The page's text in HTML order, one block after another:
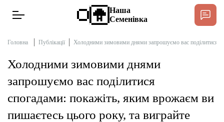
Новини
Інтерв’ю
Наша
Семенівка
Головна Публікації Холодними зимовими днями запрошуємо вас поділитися
Холодними зимовими днями
запрошуємо вас поділитися
спогадами: покажіть, яким врожаєм ви
пишаєтесь цього року, та виграйте